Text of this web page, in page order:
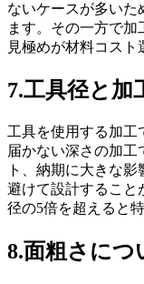
ないケースが多いた
ます。その一方で
見極めが材料コスト
7.工具径と加
工具を使用する加工
届かない深さの加工
ト、納期に大きな
避けて設計すること
径の5倍を超えると
8.面粗さにつ